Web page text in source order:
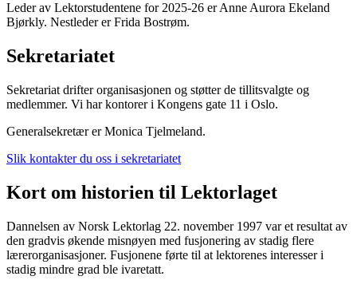
Leder av Lektorstudentene for 2025-26 er Anne Aurora Ekeland
Bjørkly. Nestleder er Frida Bostrøm.
Sekretariatet
Sekretariat drifter organisasjonen og støtter de tillitsvalgte og
medlemmer. Vi har kontorer i Kongens gate 11 i Oslo.
Generalsekretær er Monica Tjelmeland.
Slik kontakter du oss i sekretariatet
Kort om historien til Lektorlaget
Dannelsen av Norsk Lektorlag 22. november 1997 var et resultat av
den gradvis økende misnøyen med fusjonering av stadig flere
lærerorganisasjoner. Fusjonene førte til at lektorenes interesser i
stadig mindre grad ble ivaretatt.